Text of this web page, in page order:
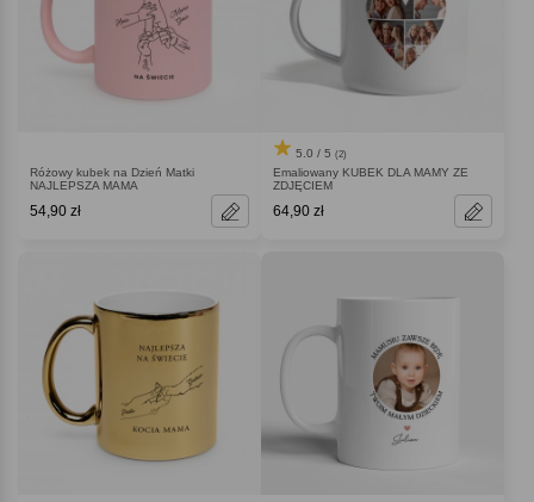
Różowy kubek na Dzień Matki
NAJLEPSZA MAMA
54,90 zł
5.0 / 5 (2)
Emaliowany KUBEK DLA MAMY ZE
ZDJĘCIEM
64,90 zł